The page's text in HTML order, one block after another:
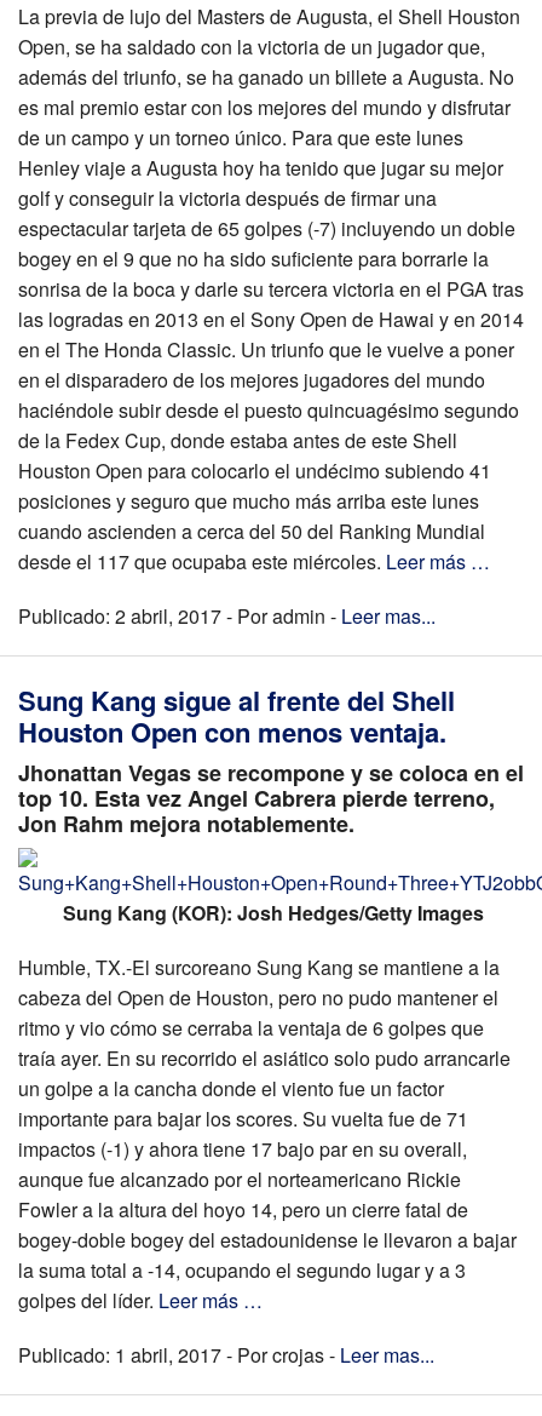
La previa de lujo del Masters de Augusta, el Shell Houston
Open, se ha saldado con la victoria de un jugador que,
además del triunfo, se ha ganado un billete a Augusta. No
es mal premio estar con los mejores del mundo y disfrutar
de un campo y un torneo único. Para que este lunes
Henley viaje a Augusta hoy ha tenido que jugar su mejor
golf y conseguir la victoria después de firmar una
espectacular tarjeta de 65 golpes (-7) incluyendo un doble
bogey en el 9 que no ha sido suficiente para borrarle la
sonrisa de la boca y darle su tercera victoria en el PGA tras
las logradas en 2013 en el Sony Open de Hawai y en 2014
en el The Honda Classic. Un triunfo que le vuelve a poner
en el disparadero de los mejores jugadores del mundo
haciéndole subir desde el puesto quincuagésimo segundo
de la Fedex Cup, donde estaba antes de este Shell
Houston Open para colocarlo el undécimo subiendo 41
posiciones y seguro que mucho más arriba este lunes
cuando ascienden a cerca del 50 del Ranking Mundial
desde el 117 que ocupaba este miércoles. Leer más …
Publicado: 2 abril, 2017 - Por admin - Leer mas...
Sung Kang sigue al frente del Shell
Houston Open con menos ventaja.
Jhonattan Vegas se recompone y se coloca en el
top 10. Esta vez Angel Cabrera pierde terreno,
Jon Rahm mejora notablemente.
Sung Kang (KOR): Josh Hedges/Getty Images
Humble, TX.-El surcoreano Sung Kang se mantiene a la
cabeza del Open de Houston, pero no pudo mantener el
ritmo y vio cómo se cerraba la ventaja de 6 golpes que
traía ayer. En su recorrido el asiático solo pudo arrancarle
un golpe a la cancha donde el viento fue un factor
importante para bajar los scores. Su vuelta fue de 71
impactos (-1) y ahora tiene 17 bajo par en su overall,
aunque fue alcanzado por el norteamericano Rickie
Fowler a la altura del hoyo 14, pero un cierre fatal de
bogey-doble bogey del estadounidense le llevaron a bajar
la suma total a -14, ocupando el segundo lugar y a 3
golpes del líder. Leer más …
Publicado: 1 abril, 2017 - Por crojas - Leer mas...